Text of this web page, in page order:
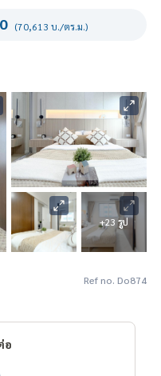
(70,613 บ./ตร.ม.)
+23 รูป
Ref no. Do874
อ